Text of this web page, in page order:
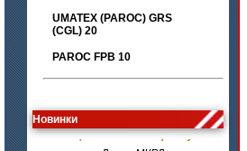
UMATEX (PAROC) GRS
(CGL) 20
PAROC FPB 10
Новинки